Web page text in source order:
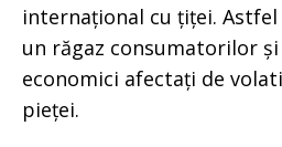
internațional cu țiței.
un răgaz consumatorilor
economici afectați de
pieței.